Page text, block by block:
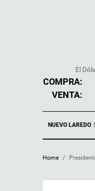
El
COMPRA:
VENTA:
NUEVO LAREDO
Home /